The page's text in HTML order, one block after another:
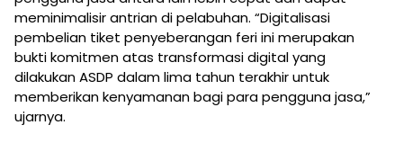
meminimalisir antrian di pelabuhan. “Digitalisasi
pembelian tiket penyeberangan feri ini merupakan
bukti komitmen atas transformasi digital yang
dilakukan ASDP dalam lima tahun terakhir untuk
memberikan kenyamanan bagi para pengguna jasa,”
ujarnya.